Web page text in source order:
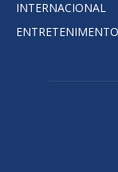
INTERNACIONAL
ENTRETENIMENTO